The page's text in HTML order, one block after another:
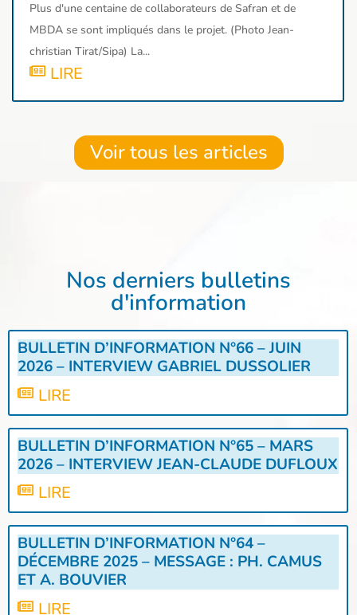
Plus d'une centaine de collaborateurs de Safran et de
MBDA se sont impliqués dans le projet. (Photo Jean-
christian Tirat/Sipa) La...
LIRE
Voir tous les articles
Nos derniers bulletins
d'information
BULLETIN D’INFORMATION N°66 – JUIN
2026 – INTERVIEW GABRIEL DUSSOLIER
LIRE
BULLETIN D’INFORMATION N°65 – MARS
2026 – INTERVIEW JEAN-CLAUDE DUFLOUX
LIRE
BULLETIN D’INFORMATION N°64 –
DÉCEMBRE 2025 – MESSAGE : PH. CAMUS
ET A. BOUVIER
LIRE